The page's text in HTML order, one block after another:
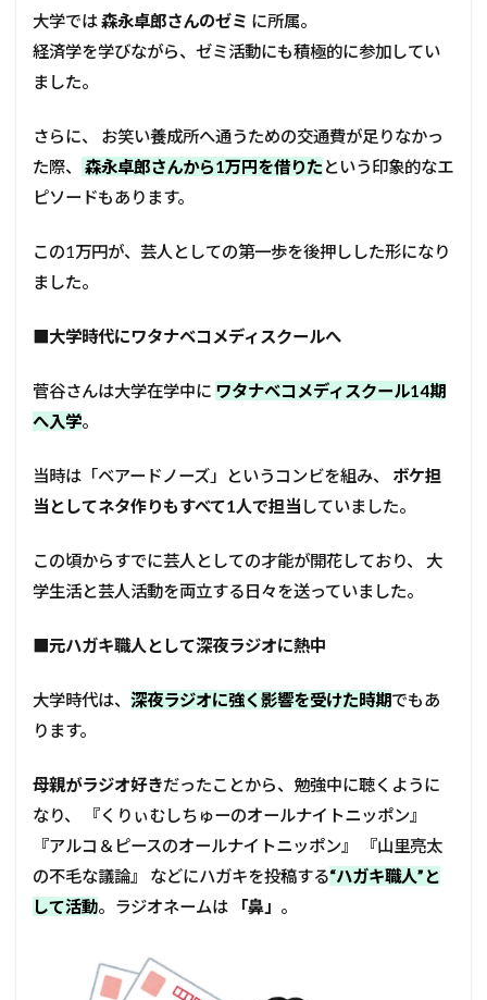
大学では森永卓郎さんのゼミ に所属。
経済学を学びながら、ゼミ活動にも積極的に参加してい
ました。
さらに、 お笑い養成所へ通うための交通費が足りなかっ
た際、
森永卓郎さんから1万円を借りた という印象的なエ
ピソードもあります。
この1万円が、芸人としての第一歩を後押しした形になり
ました。
■大学時代にワタナベコメディスクールへ
菅谷さんは大学在学中に ワタナベコメディスクール14期
へ入学。
当時は「ベアードノーズ」というコンビを組み、 ボケ担
当としてネタ作りもすべて1人で担当 していました。
この頃からすでに芸人としての才能が開花しており、 大
学生活と芸人活動を両立する日々を送っていました。
■元ハガキ職人として深夜ラジオに熱中
大学時代は、 深夜ラジオに強く影響を受けた時期でもあ
ります。
母親がラジオ好きだったことから、勉強中に聴くように
なり、 『くりぃむしちゅーのオールナイトニッポン』
『アルコ＆ピースのオールナイトニッポン』 『山里亮太
の不毛な議論』 などにハガキを投稿する“ハガキ職人”と
して活動。ラジオネームは 「鼻」 。